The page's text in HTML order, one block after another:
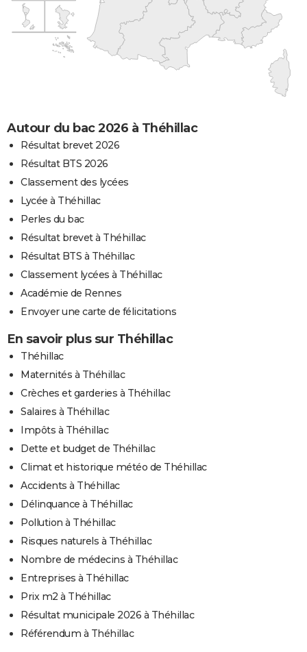
Autour du bac 2026 à Théhillac
Résultat brevet 2026
Résultat BTS 2026
Classement des lycées
Lycée à Théhillac
Perles du bac
Résultat brevet à Théhillac
Résultat BTS à Théhillac
Classement lycées à Théhillac
Académie de Rennes
Envoyer une carte de félicitations
En savoir plus sur Théhillac
Théhillac
Maternités à Théhillac
Crèches et garderies à Théhillac
Salaires à Théhillac
Impôts à Théhillac
Dette et budget de Théhillac
Climat et historique météo de Théhillac
Accidents à Théhillac
Délinquance à Théhillac
Pollution à Théhillac
Risques naturels à Théhillac
Nombre de médecins à Théhillac
Entreprises à Théhillac
Prix m2 à Théhillac
Résultat municipale 2026 à Théhillac
Référendum à Théhillac